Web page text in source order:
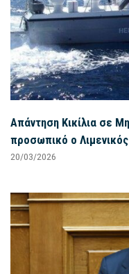
Απάντηση Κικίλια σε
προσωπικό ο
20/03/2026